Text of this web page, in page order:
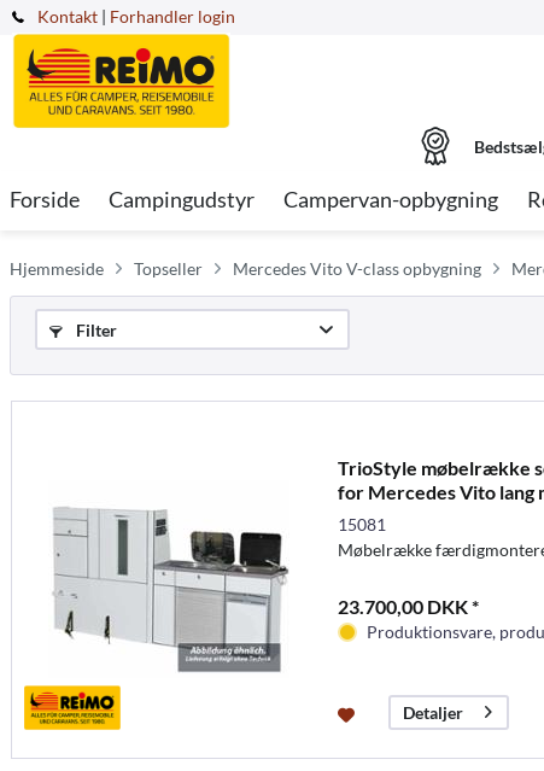
Kontakt | Forhandler login
Forside Campingudstyr Campervan-opbygning
Hjemmeside Topseller Mercedes Vito V-class opbygning
Filter
TrioStyle møbelrække
for Mercedes Vito lang
15081
Møbelrække
23.700,00 DKK *
Produktionsvare,
Detaljer